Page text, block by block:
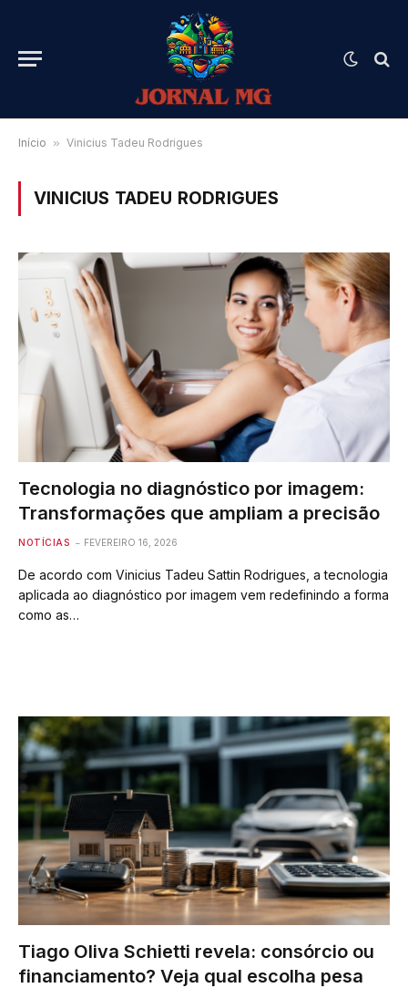
Início » Vinicius Tadeu Rodrigues
VINICIUS TADEU RODRIGUES
Tecnologia no diagnóstico por imagem:
Transformações que ampliam a precisão
NOTÍCIAS FEVEREIRO 16, 2026
De acordo com Vinicius Tadeu Sattin Rodrigues, a tecnologia
aplicada ao diagnóstico por imagem vem redefinindo a forma
como as…
Tiago Oliva Schietti revela: consórcio ou
financiamento? Veja qual escolha pesa